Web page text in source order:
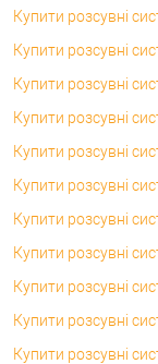
Купити розсувні
Купити розсувні
Купити розсувні
Купити розсувні
Купити розсувні
Купити розсувні
Купити розсувні
Купити розсувні
Купити розсувні
Купити розсувні
Купити розсувні